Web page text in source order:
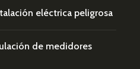
eléctrica peligrosa
de medidores